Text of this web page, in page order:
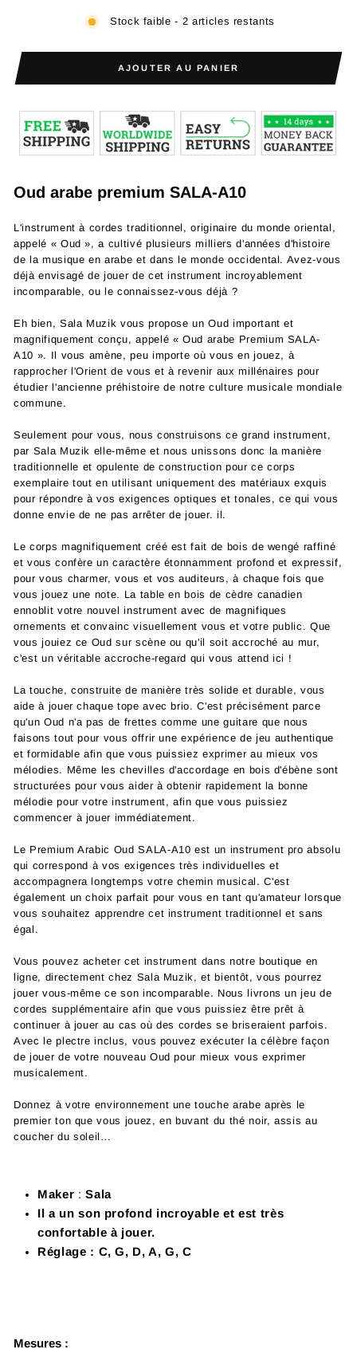
Stock faible - 2 articles restants
AJOUTER AU PANIER
Oud arabe premium SALA-A10
L'instrument à cordes traditionnel, originaire du monde oriental,
appelé « Oud », a cultivé plusieurs milliers d'années d'histoire
de la musique en arabe et dans le monde occidental. Avez-vous
déjà envisagé de jouer de cet instrument incroyablement
incomparable, ou le connaissez-vous déjà ?
Eh bien, Sala Muzik vous propose un Oud important et
magnifiquement conçu, appelé « Oud arabe Premium SALA-
A10 ». Il vous amène, peu importe où vous en jouez, à
rapprocher l'Orient de vous et à revenir aux millénaires pour
étudier l'ancienne préhistoire de notre culture musicale mondiale
commune.
Seulement pour vous, nous construisons ce grand instrument,
par Sala Muzik elle-même et nous unissons donc la manière
traditionnelle et opulente de construction pour ce corps
exemplaire tout en utilisant uniquement des matériaux exquis
pour répondre à vos exigences optiques et tonales, ce qui vous
donne envie de ne pas arrêter de jouer. il.
Le corps magnifiquement créé est fait de bois de wengé raffiné
et vous confère un caractère étonnamment profond et expressif,
pour vous charmer, vous et vos auditeurs, à chaque fois que
vous jouez une note. La table en bois de cèdre canadien
ennoblit votre nouvel instrument avec de magnifiques
ornements et convainc visuellement vous et votre public. Que
vous jouiez ce Oud sur scène ou qu'il soit accroché au mur,
c'est un véritable accroche-regard qui vous attend ici !
La touche, construite de manière très solide et durable, vous
aide à jouer chaque tope avec brio. C'est précisément parce
qu'un Oud n'a pas de frettes comme une guitare que nous
faisons tout pour vous offrir une expérience de jeu authentique
et formidable afin que vous puissiez exprimer au mieux vos
mélodies. Même les chevilles d'accordage en bois d'ébène sont
structurées pour vous aider à obtenir rapidement la bonne
mélodie pour votre instrument, afin que vous puissiez
commencer à jouer immédiatement.
Le Premium Arabic Oud SALA-A10 est un instrument pro absolu
qui correspond à vos exigences très individuelles et
accompagnera longtemps votre chemin musical. C'est
également un choix parfait pour vous en tant qu'amateur lorsque
vous souhaitez apprendre cet instrument traditionnel et sans
égal.
Vous pouvez acheter cet instrument dans notre boutique en
ligne, directement chez Sala Muzik, et bientôt, vous pourrez
jouer vous-même ce son incomparable. Nous livrons un jeu de
cordes supplémentaire afin que vous puissiez être prêt à
continuer à jouer au cas où des cordes se briseraient parfois.
Avec le plectre inclus, vous pouvez exécuter la célèbre façon
de jouer de votre nouveau Oud pour mieux vous exprimer
musicalement.
Donnez à votre environnement une touche arabe après le
premier ton que vous jouez, en buvant du thé noir, assis au
coucher du soleil…
Maker :Sala
Il a un son profond incroyable et est très
confortable à jouer.
Réglage : C, G, D, A, G, C
Mesures :